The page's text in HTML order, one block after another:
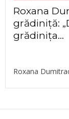
Roxana
grădiniță:
grădinița...
Roxana